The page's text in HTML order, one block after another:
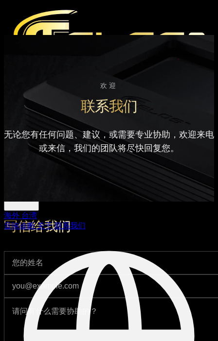
杂志报道Hi-End 音响展
支持
官方产品保固条款
海外 台湾
音响诊断关于联系我们
欢迎
联系我们
无论您有任何问题、建议，或需要专业协助，欢迎来电
或来信，我们的团队将尽快回复您。
写信给我们